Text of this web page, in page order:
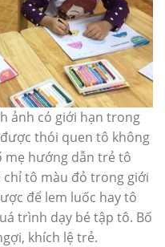
ảnh có giới hạn trong
thói quen tô không
mẹ hướng dẫn trẻ tô
chỉ tô màu đỏ trong giới
để lem luốc hay tô
trình dạy bé tập tô. Bố
khích lệ trẻ.